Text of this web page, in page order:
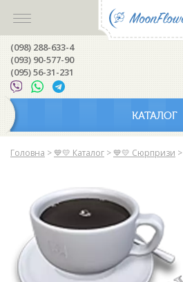
(098) 288-633-4
(093) 90-577-90
(095) 56-31-231
КАТАЛОГ
Головна > 💙💛 Каталог > 💙💛 Сюрпризи >